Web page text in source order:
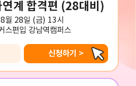
계 합격편 (28대비)
8월 28일 (금) 13시
스편입 강남역캠퍼스
신청하기 >